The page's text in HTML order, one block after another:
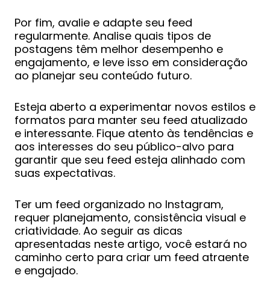
Por fim, avalie e adapte seu feed
regularmente. Analise quais tipos de
postagens têm melhor desempenho e
engajamento, e leve isso em consideração
ao planejar seu conteúdo futuro.
Esteja aberto a experimentar novos estilos e
formatos para manter seu feed atualizado
e interessante. Fique atento às tendências e
aos interesses do seu público-alvo para
garantir que seu feed esteja alinhado com
suas expectativas.
Ter um feed organizado no Instagram,
requer planejamento, consistência visual e
criatividade. Ao seguir as dicas
apresentadas neste artigo, você estará no
caminho certo para criar um feed atraente
e engajado.